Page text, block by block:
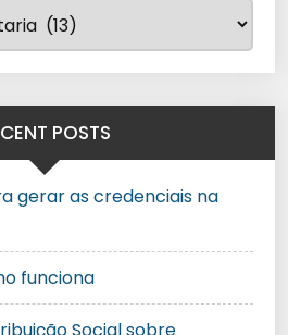
POSTS
gerar as credenciais na
funciona